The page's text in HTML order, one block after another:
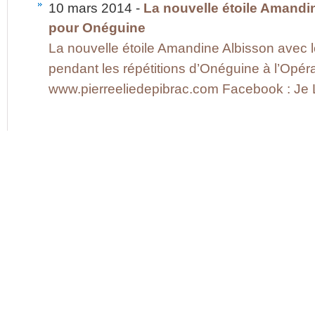
10 mars 2014 - La nouvelle étoile
pour Onéguine
La nouvelle étoile Amandine Albisson avec
pendant les répétitions d’Onéguine à
www.pierreeliedepibrac.com Facebook : Je